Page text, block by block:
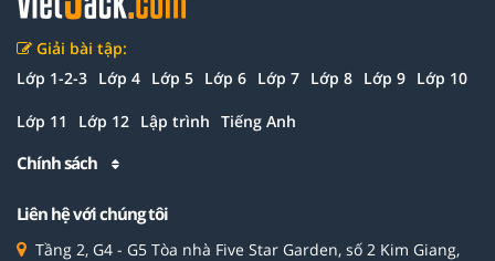
Giải bài tập:
Lớp 1-2-3 Lớp 4 Lớp 5 Lớp 6 Lớp 7 Lớp 8 Lớp 9 Lớp 10
Lớp 11 Lớp 12 Lập trình Tiếng Anh
Chính sách
Liên hệ với chúng tôi
Tầng 2, G4 - G5 Tòa nhà Five Star Garden, số 2 Kim Giang,